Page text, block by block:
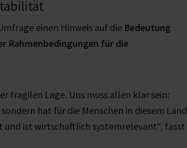
einen Hinweis auf die Bedeutung
Rahmenbedingungen für die
fragilen Lage. Uns muss allen klar sein:
hat für die Menschen in diesem Land
ist wirtschaftlich systemrelevant“, fasst